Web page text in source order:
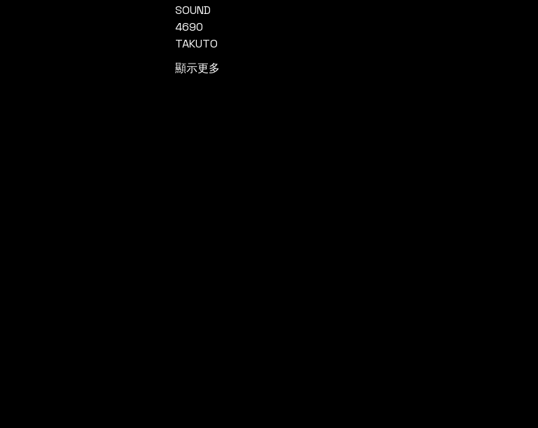
SOUND
4690
TAKUTO
顯示更多